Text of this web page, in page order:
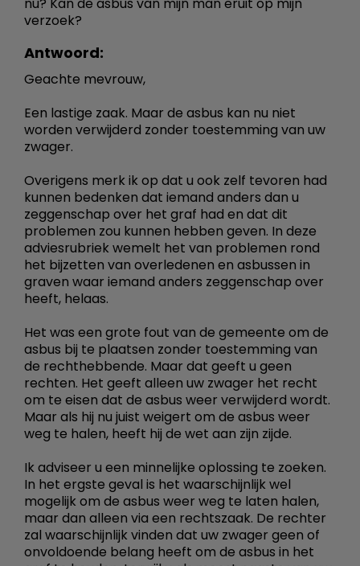
verzoek?
Antwoord:
Geachte mevrouw,
Een lastige zaak. Maar de asbus kan nu niet
worden verwijderd zonder toestemming van uw
zwager.
Overigens merk ik op dat u ook zelf tevoren had
kunnen bedenken dat iemand anders dan u
zeggenschap over het graf had en dat dit
problemen zou kunnen hebben geven. In deze
adviesrubriek wemelt het van problemen rond
het bijzetten van overledenen en asbussen in
graven waar iemand anders zeggenschap over
heeft, helaas.
Het was een grote fout van de gemeente om de
asbus bij te plaatsen zonder toestemming van
de rechthebbende. Maar dat geeft u geen
rechten. Het geeft alleen uw zwager het recht
om te eisen dat de asbus weer verwijderd wordt.
Maar als hij nu juist weigert om de asbus weer
weg te halen, heeft hij de wet aan zijn zijde.
Ik adviseer u een minnelijke oplossing te zoeken.
In het ergste geval is het waarschijnlijk wel
mogelijk om de asbus weer weg te laten halen,
maar dan alleen via een rechtszaak. De rechter
zal waarschijnlijk vinden dat uw zwager geen of
onvoldoende belang heeft om de asbus in het